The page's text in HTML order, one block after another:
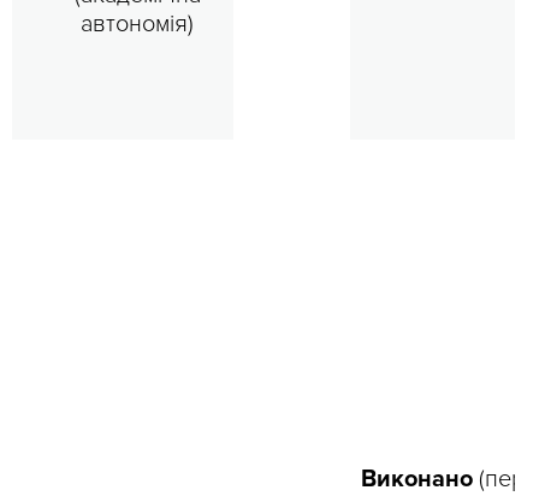
автономія)
Виконано